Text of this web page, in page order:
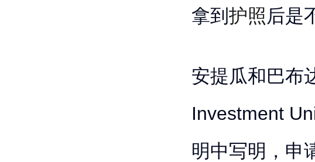
拿到 护照后是
安提瓜和巴布
Investment
明中写明，申